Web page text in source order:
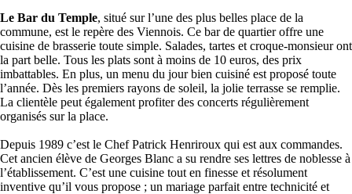
Le Bar du Temple, situé sur l’une des plus belles place de la
commune, est le repère des Viennois. Ce bar de quartier offre une
cuisine de brasserie toute simple. Salades, tartes et croque-monsieur ont
la part belle. Tous les plats sont à moins de 10 euros, des prix
imbattables. En plus, un menu du jour bien cuisiné est proposé toute
l’année. Dès les premiers rayons de soleil, la jolie terrasse se remplie.
La clientèle peut également profiter des concerts régulièrement
organisés sur la place.
Depuis 1989 c’est le Chef Patrick Henriroux qui est aux commandes.
Cet ancien élève de Georges Blanc a su rendre ses lettres de noblesse à
l’établissement. C’est une cuisine tout en finesse et résolument
inventive qu’il vous propose ; un mariage parfait entre technicité et